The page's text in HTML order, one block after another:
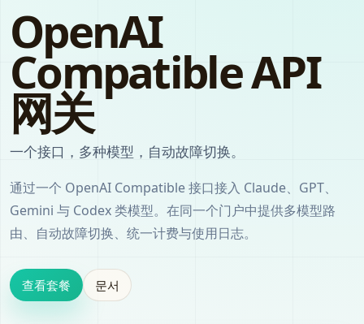
OpenAI
Compatible API
网关
一个接口，多种模型，自动故障切换。
通过一个 OpenAI Compatible 接口接入 Claude、GPT、
Gemini 与 Codex 类模型。在同一个门户中提供多模型路
由、自动故障切换、统一计费与使用日志。
查看套餐 문서